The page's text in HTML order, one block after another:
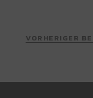
VORHERIGER